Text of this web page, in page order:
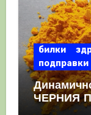
билки
подправки
ЧЕРНИЯ